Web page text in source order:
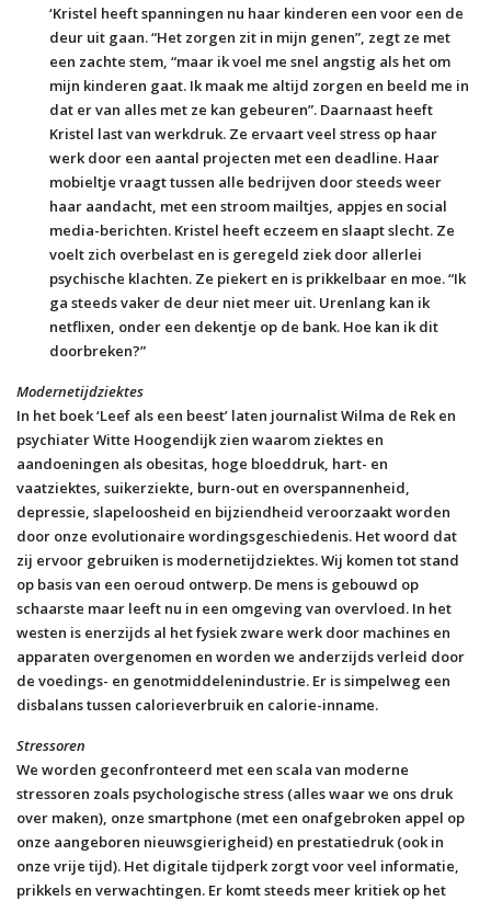
‘Kristel heeft spanningen nu haar kinderen een voor een de
deur uit gaan. “Het zorgen zit in mijn genen”, zegt ze met
een zachte stem, “maar ik voel me snel angstig als het om
mijn kinderen gaat. Ik maak me altijd zorgen en beeld me in
dat er van alles met ze kan gebeuren”. Daarnaast heeft
Kristel last van werkdruk. Ze ervaart veel stress op haar
werk door een aantal projecten met een deadline. Haar
mobieltje vraagt tussen alle bedrijven door steeds weer
haar aandacht, met een stroom mailtjes, appjes en social
media-berichten. Kristel heeft eczeem en slaapt slecht. Ze
voelt zich overbelast en is geregeld ziek door allerlei
psychische klachten. Ze piekert en is prikkelbaar en moe. “Ik
ga steeds vaker de deur niet meer uit. Urenlang kan ik
netflixen, onder een dekentje op de bank. Hoe kan ik dit
doorbreken?”
Modernetijdziektes
In het boek ‘Leef als een beest’ laten journalist Wilma de Rek en
psychiater Witte Hoogendijk zien waarom ziektes en
aandoeningen als obesitas, hoge bloeddruk, hart- en
vaatziektes, suikerziekte, burn-out en overspannenheid,
depressie, slapeloosheid en bijziendheid veroorzaakt worden
door onze evolutionaire wordingsgeschiedenis. Het woord dat
zij ervoor gebruiken is modernetijdziektes. Wij komen tot stand
op basis van een oeroud ontwerp. De mens is gebouwd op
schaarste maar leeft nu in een omgeving van overvloed. In het
westen is enerzijds al het fysiek zware werk door machines en
apparaten overgenomen en worden we anderzijds verleid door
de voedings- en genotmiddelenindustrie. Er is simpelweg een
disbalans tussen calorieverbruik en calorie-inname.
Stressoren
We worden geconfronteerd met een scala van moderne
stressoren zoals psychologische stress (alles waar we ons druk
over maken), onze smartphone (met een onafgebroken appel op
onze aangeboren nieuwsgierigheid) en prestatiedruk (ook in
onze vrije tijd). Het digitale tijdperk zorgt voor veel informatie,
prikkels en verwachtingen. Er komt steeds meer kritiek op het